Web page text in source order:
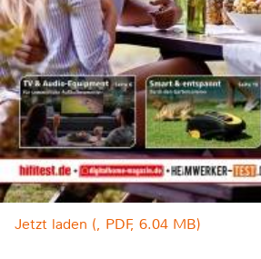
Jetzt laden (, PDF, 6.04 MB)